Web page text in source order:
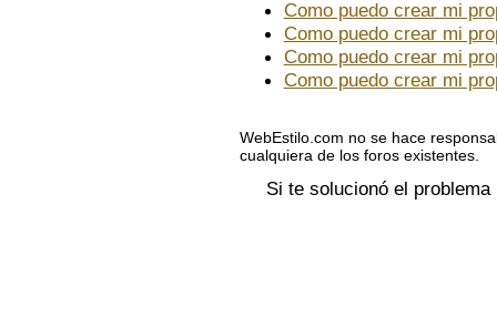
Como puedo crear mi
Como puedo crear mi
Como puedo crear mi
Como puedo crear mi
WebEstilo.com no se hace
cualquiera de los foros existentes.
Si te solucionó el problema